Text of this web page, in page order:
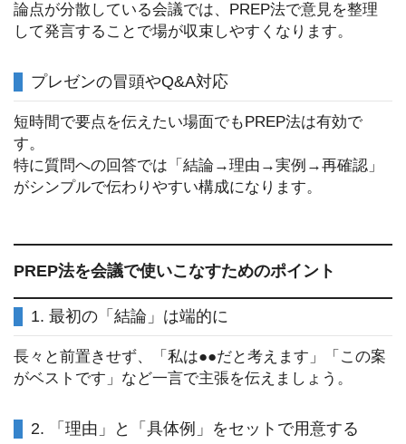
論点が分散している会議では、PREP法で意見を整理
して発言することで場が収束しやすくなります。
プレゼンの冒頭やQ&A対応
短時間で要点を伝えたい場面でもPREP法は有効で
す。
特に質問への回答では「結論→理由→実例→再確認」
がシンプルで伝わりやすい構成になります。
PREP法を会議で使いこなすためのポイント
1. 最初の「結論」は端的に
長々と前置きせず、「私は●●だと考えます」「この案
がベストです」など一言で主張を伝えましょう。
2. 「理由」と「具体例」をセットで用意する